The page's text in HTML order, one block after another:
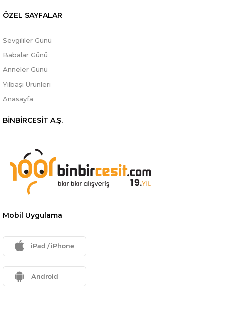
ÖZEL SAYFALAR
Sevgililer Günü
Babalar Günü
Anneler Günü
Yılbaşı Ürünleri
Anasayfa
BİNBİRCESİT A.Ş.
Mobil Uygulama